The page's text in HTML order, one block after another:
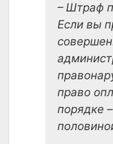
– Штраф
Если вы
право
порядке